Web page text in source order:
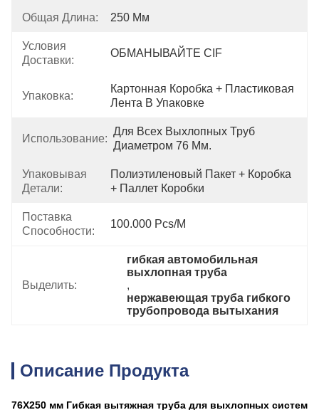
Общая Длина: 250 Мм
Условия
Доставки:
ОБМАНЫВАЙТЕ CIF
Упаковка:
Картонная Коробка + Пластиковая
Лента В Упаковке
Использование:
Для Всех Выхлопных Труб
Диаметром 76 Мм.
Упаковывая
Детали:
Полиэтиленовый Пакет + Коробка
+ Паллет Коробки
Поставка
Способности:
100.000 Pcs/M
Выделить:
гибкая автомобильная
выхлопная труба
,
нержавеющая труба гибкого
трубопровода вытыхания
Описание Продукта
76X250 мм Гибкая вытяжная труба для выхлопных систем